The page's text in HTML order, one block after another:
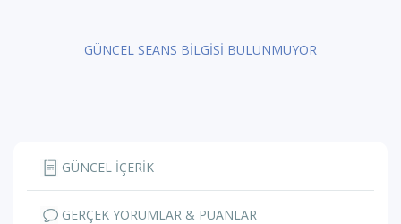
GÜNCEL SEANS BİLGİSİ BULUNMUYOR
GÜNCEL İÇERİK
GERÇEK YORUMLAR & PUANLAR